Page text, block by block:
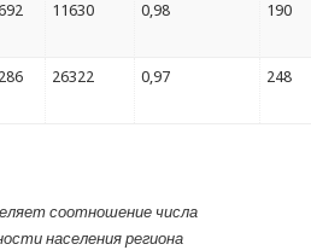
11630 0,98 190
26322 0,97 248
соотношение числа
населения региона